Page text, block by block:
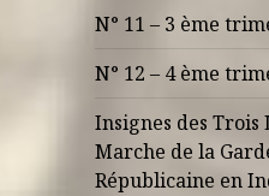
N° 11 – 3 ème
N° 12 – 4 ème
Insignes des Trois
Marche de la
Républicaine en